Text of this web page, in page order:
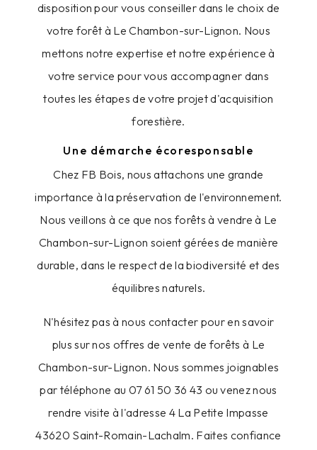
disposition pour vous conseiller dans le choix de
votre forêt à Le Chambon-sur-Lignon. Nous
mettons notre expertise et notre expérience à
votre service pour vous accompagner dans
toutes les étapes de votre projet d'acquisition
forestière.
Une démarche écoresponsable
Chez FB Bois, nous attachons une grande
importance à la préservation de l'environnement.
Nous veillons à ce que nos forêts à vendre à Le
Chambon-sur-Lignon soient gérées de manière
durable, dans le respect de la biodiversité et des
équilibres naturels.
N'hésitez pas à nous contacter pour en savoir
plus sur nos offres de vente de forêts à Le
Chambon-sur-Lignon. Nous sommes joignables
par téléphone au 07 61 50 36 43 ou venez nous
rendre visite à l'adresse 4 La Petite Impasse
43620 Saint-Romain-Lachalm. Faites confiance